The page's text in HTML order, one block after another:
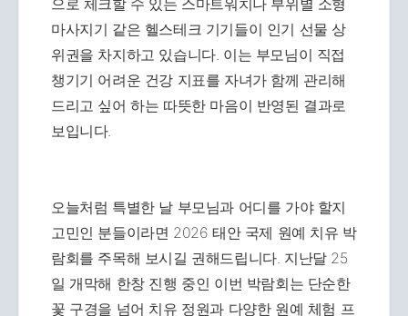
으로 체크할 수 있는 스마트워치나 부위별 소형
마사지기 같은 헬스테크 기기들이 인기 선물 상
위권을 차지하고 있습니다. 이는 부모님이 직접
챙기기 어려운 건강 지표를 자녀가 함께 관리해
드리고 싶어 하는 따뜻한 마음이 반영된 결과로
보입니다.
오늘처럼 특별한 날 부모님과 어디를 가야 할지
고민인 분들이라면 2026 태안 국제 원예 치유 박
람회를 주목해 보시길 권해드립니다. 지난달 25
일 개막해 한창 진행 중인 이번 박람회는 단순한
꽃 구경을 넘어 치유 정원과 다양한 원예 체험 프